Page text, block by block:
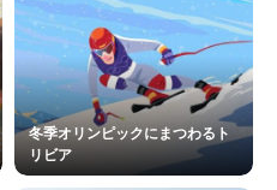
冬季オリンピックにまつわるト
リビア